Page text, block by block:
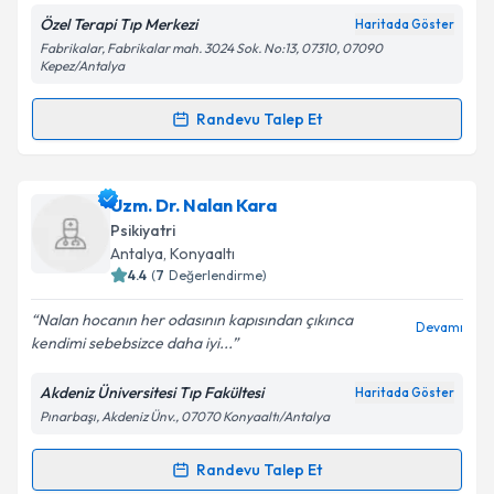
Kişisel verilerimin işlenmesine ilişkin
Aydınlatma
Metni'ni okudum ve kişisel verilerimin belirtilen
kapsamda işlenmesini kabul ediyorum.
Takvim Talebini Gönder
Özel Terapi Tıp Merkezi Haritada Göster
Fabrikalar, Fabrikalar mah. 3024 Sok. No:13, 07310, 07090
Kepez/Antalya
Randevu Talep Et
Randevu Takvimi Talebi
Dr. Mehmet Yumruiçin randevu takvimi talebi
oluşturun. Size bu uzmandan randevu almanız için bir
takvim hazırlandığında e-posta ile bilgilendireceğiz.
Kişisel verilerimin işlenmesine ilişkin
Aydınlatma
Metni'ni okudum ve kişisel verilerimin belirtilen
kapsamda işlenmesini kabul ediyorum.
Uzm. Dr. Nalan Kara
Psikiyatri
Antalya, Konyaaltı
4.4 (7 Değerlendirme)
Nalan hocanın her odasının kapısından çıkınca
kendimi sebebsizce daha iyi...
Devamı
Akdeniz Üniversitesi Tıp Fakültesi Haritada Göster
Pınarbaşı, Akdeniz Ünv., 07070 Konyaaltı/Antalya
Randevu Talep Et
Randevu Takvimi Talebi